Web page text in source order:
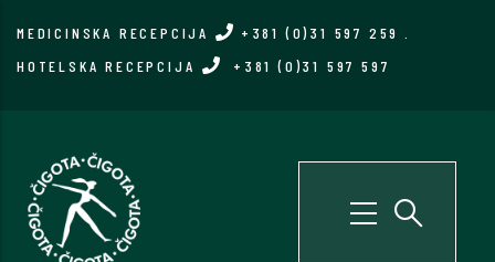
MEDICINSKA RECEPCIJA +381 (0)31 597 259
HOTELSKA RECEPCIJA
+381 (0)31 597 597